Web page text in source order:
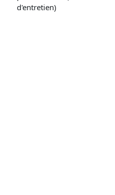
d'entretien)